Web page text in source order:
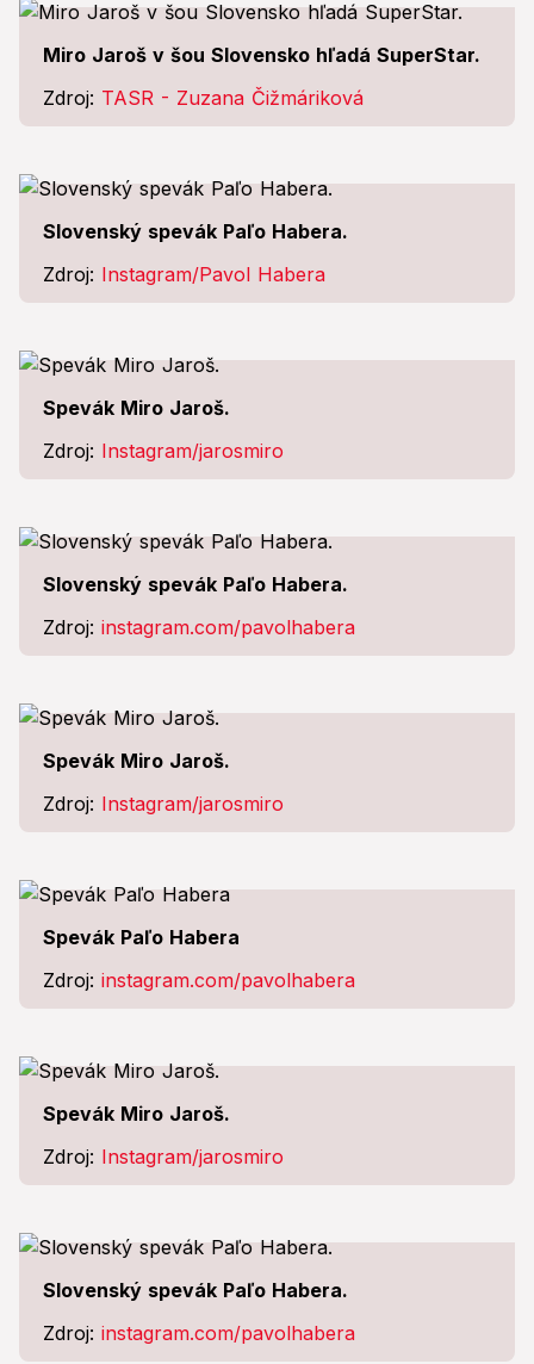
Miro Jaroš v šou Slovensko hľadá SuperStar.
Zdroj: TASR - Zuzana Čižmáriková
Slovenský spevák Paľo Habera.
Zdroj: Instagram/Pavol Habera
Spevák Miro Jaroš.
Zdroj: Instagram/jarosmiro
Slovenský spevák Paľo Habera.
Zdroj: instagram.com/pavolhabera
Spevák Miro Jaroš.
Zdroj: Instagram/jarosmiro
Spevák Paľo Habera
Zdroj: instagram.com/pavolhabera
Spevák Miro Jaroš.
Zdroj: Instagram/jarosmiro
Slovenský spevák Paľo Habera.
Zdroj: instagram.com/pavolhabera